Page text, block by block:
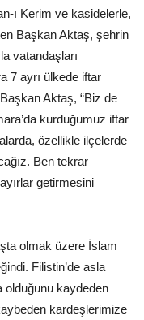
ı Kerim ve kasidelerle,
Başkan Aktaş, şehrin
vatandaşları
7 ayrı ülkede iftar
Aktaş, “Biz de
kurduğumuz iftar
özellikle ilçelerde
Ben tekrar
getirmesini
olmak üzere İslam
Filistin’de asla
olduğunu kaydeden
kardeşlerimize